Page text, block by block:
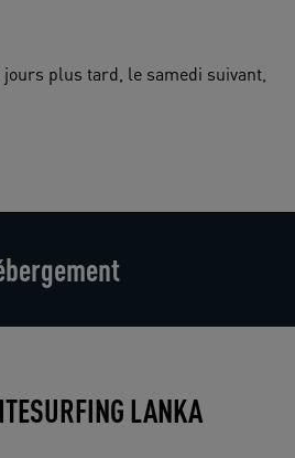
plus tard, le samedi suivant,
LANKA